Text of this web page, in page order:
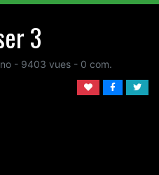
3
- 9403 vues - 0 com.